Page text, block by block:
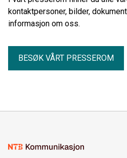
kontaktpersoner, bilder,
informasjon om oss.
BESØK VÅRT PRESSEROM